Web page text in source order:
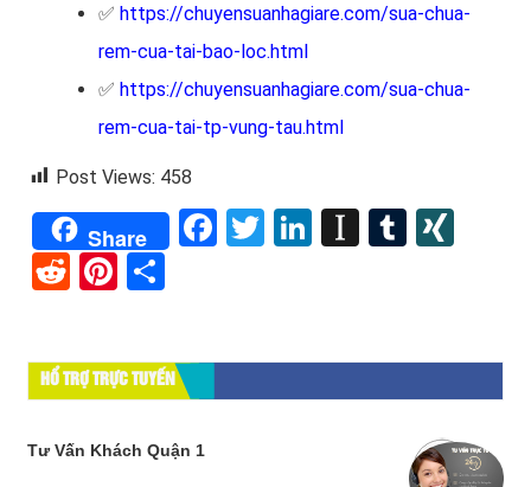
✅ https://chuyensuanhagiare.com/sua-chua-
rem-cua-tai-bao-loc.html
✅ https://chuyensuanhagiare.com/sua-chua-
rem-cua-tai-tp-vung-tau.html
Post Views: 458
Share Facebook
TwitterLinkedInTumblr
RedditPinterest
HỔ TRỢ TRỰC TUYẾN
Tư Vấn Khách Quận 1